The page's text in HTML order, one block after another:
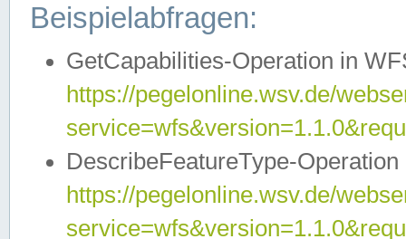
Beispielabfragen:
GetCapabilities-Operation in
https://pegelonline.wsv.de/
DescribeFeatureType-
https://pegelonline.wsv.de/